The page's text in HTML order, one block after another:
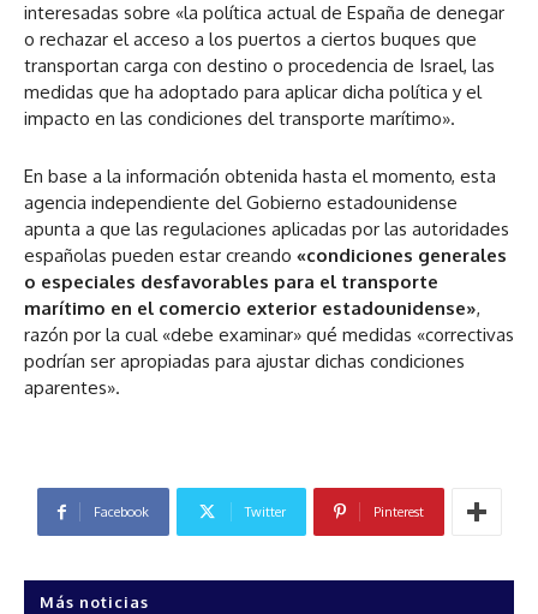
interesadas sobre «la política actual de España de denegar
o rechazar el acceso a los puertos a ciertos buques que
transportan carga con destino o procedencia de Israel, las
medidas que ha adoptado para aplicar dicha política y el
impacto en las condiciones del transporte marítimo».
En base a la información obtenida hasta el momento, esta
agencia independiente del Gobierno estadounidense
apunta a que las regulaciones aplicadas por las autoridades
españolas pueden estar creando «condiciones generales
o especiales desfavorables para el transporte
marítimo en el comercio exterior estadounidense»,
razón por la cual «debe examinar» qué medidas «correctivas
podrían ser apropiadas para ajustar dichas condiciones
aparentes».
Facebook Twitter Pinterest
Más noticias